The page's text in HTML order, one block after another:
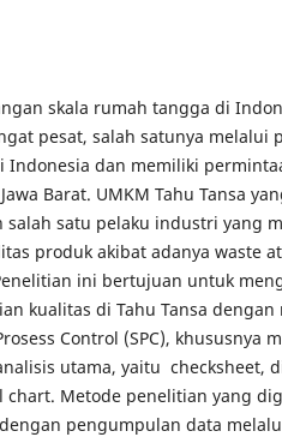
skala rumah tangga di
pesat, salah satunya melalui
Indonesia dan memiliki
Barat. UMKM Tahu Tansa
salah satu pelaku industri yang
produk akibat adanya waste
ini bertujuan untuk
kualitas di Tahu Tansa
Control (SPC), khususnya
utama, yaitu checksheet,
chart. Metode penelitian yang
pengumpulan data